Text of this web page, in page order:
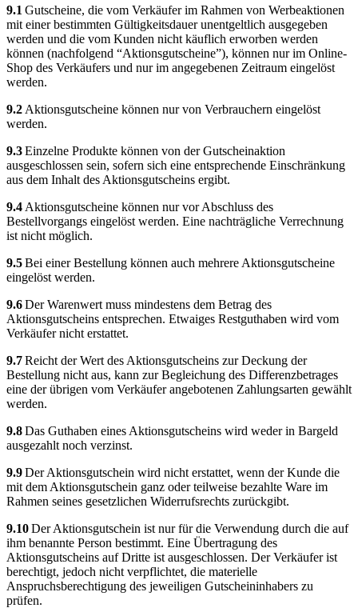
9.1 Gutscheine, die vom Verkäufer im Rahmen von Werbeaktionen
mit einer bestimmten Gültigkeitsdauer unentgeltlich ausgegeben
werden und die vom Kunden nicht käuflich erworben werden
können (nachfolgend “Aktionsgutscheine”), können nur im Online-
Shop des Verkäufers und nur im angegebenen Zeitraum eingelöst
werden.
9.2 Aktionsgutscheine können nur von Verbrauchern eingelöst
werden.
9.3Einzelne Produkte können von der Gutscheinaktion
ausgeschlossen sein, sofern sich eine entsprechende Einschränkung
aus dem Inhalt des Aktionsgutscheins ergibt.
9.4 Aktionsgutscheine können nur vor Abschluss des
Bestellvorgangs eingelöst werden. Eine nachträgliche Verrechnung
ist nicht möglich.
9.5Bei einer Bestellung können auch mehrere Aktionsgutscheine
eingelöst werden.
9.6Der Warenwert muss mindestens dem Betrag des
Aktionsgutscheins entsprechen. Etwaiges Restguthaben wird vom
Verkäufer nicht erstattet.
9.7Reicht der Wert des Aktionsgutscheins zur Deckung der
Bestellung nicht aus, kann zur Begleichung des Differenzbetrages
eine der übrigen vom Verkäufer angebotenen Zahlungsarten gewählt
werden.
9.8Das Guthaben eines Aktionsgutscheins wird weder in Bargeld
ausgezahlt noch verzinst.
9.9Der Aktionsgutschein wird nicht erstattet, wenn der Kunde die
mit dem Aktionsgutschein ganz oder teilweise bezahlte Ware im
Rahmen seines gesetzlichen Widerrufsrechts zurückgibt.
9.10Der Aktionsgutschein ist nur für die Verwendung durch die auf
ihm benannte Person bestimmt. Eine Übertragung des
Aktionsgutscheins auf Dritte ist ausgeschlossen. Der Verkäufer ist
berechtigt, jedoch nicht verpflichtet, die materielle
Anspruchsberechtigung des jeweiligen Gutscheininhabers zu
prüfen.